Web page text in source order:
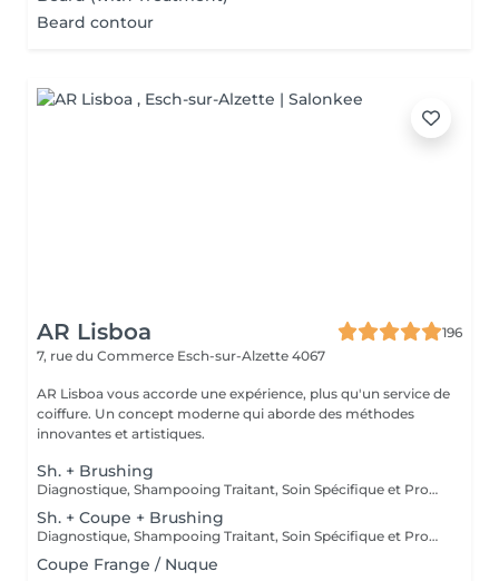
Beard contour
AR Lisboa
196
7, rue du Commerce Esch-sur-Alzette 4067
AR Lisboa vous accorde une expérience, plus qu'un service de
coiffure. Un concept moderne qui aborde des méthodes
innovantes et artistiques.
Sh. + Brushing
Diagnostique, Shampooing Traitant, Soin Spécifique et Produits Coiffants inclus
Sh. + Coupe + Brushing
Diagnostique, Shampooing Traitant, Soin Spécifique et Produits Coiffants inclus
Coupe Frange / Nuque